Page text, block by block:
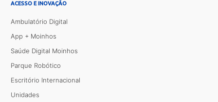
ACESSO E INOVAÇÃO
Ambulatório Digital
App + Moinhos
Saúde Digital Moinhos
Parque Robótico
Escritório Internacional
Unidades